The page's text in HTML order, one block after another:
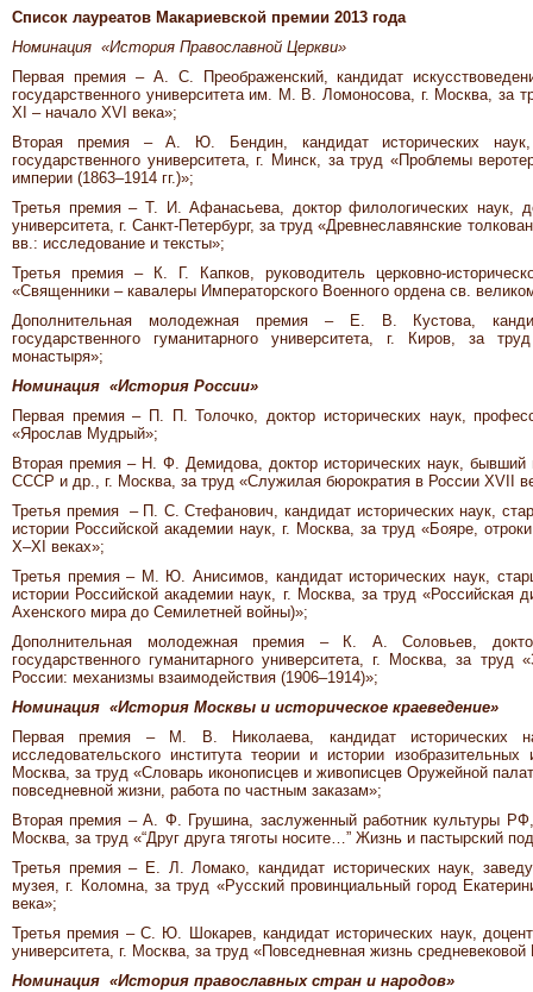
Список лауреатов Макариевской премии 2013 года
Номинация «История Православной Церкви»
Первая премия – А. С. Преображенский, кандидат
государственного университета им. М. В. Ломоносова, г. Москва, за
XI – начало XVI века»;
Вторая премия – А. Ю. Бендин, кандидат исторических наук,
государственного университета, г. Минск, за труд «Проблемы
империи (1863–1914 гг.)»;
Третья премия – Т. И. Афанасьева, доктор филологических наук,
университета, г. Санкт-Петербург, за труд «Древнеславянские
вв.: исследование и тексты»;
Третья премия – К. Г. Капков, руководитель церковно-
«Священники – кавалеры Императорского Военного ордена св.
Дополнительная молодежная премия – Е. В. Кустова,
государственного гуманитарного университета, г. Киров, за
монастыря»;
Номинация «История России»
Первая премия – П. П. Толочко, доктор исторических наук,
«Ярослав Мудрый»;
Вторая премия – Н. Ф. Демидова, доктор исторических наук, бывший
СССР и др., г. Москва, за труд «Служилая бюрократия в России XVII
Третья премия – П. С. Стефанович, кандидат исторических наук,
истории Российской академии наук, г. Москва, за труд «Бояре,
X–XI веках»;
Третья премия – М. Ю. Анисимов, кандидат исторических наук,
истории Российской академии наук, г. Москва, за труд «Российская
Ахенского мира до Семилетней войны)»;
Дополнительная молодежная премия – К. А. Соловьев,
государственного гуманитарного университета, г. Москва, за труд
России: механизмы взаимодействия (1906–1914)»;
Номинация «История Москвы и историческое краеведение»
Первая премия – М. В. Николаева, кандидат исторических
исследовательского института теории и истории
Москва, за труд «Словарь иконописцев и живописцев Оружейной
повседневной жизни, работа по частным заказам»;
Вторая премия – А. Ф. Грушина, заслуженный работник культуры
Москва, за труд «“Друг друга тяготы носите…” Жизнь и пастырский
Третья премия – Е. Л. Ломако, кандидат исторических наук,
музея, г. Коломна, за труд «Русский провинциальный город
века»;
Третья премия – С. Ю. Шокарев, кандидат исторических наук, доцент
университета, г. Москва, за труд «Повседневная жизнь
Номинация «История православных стран и народов»